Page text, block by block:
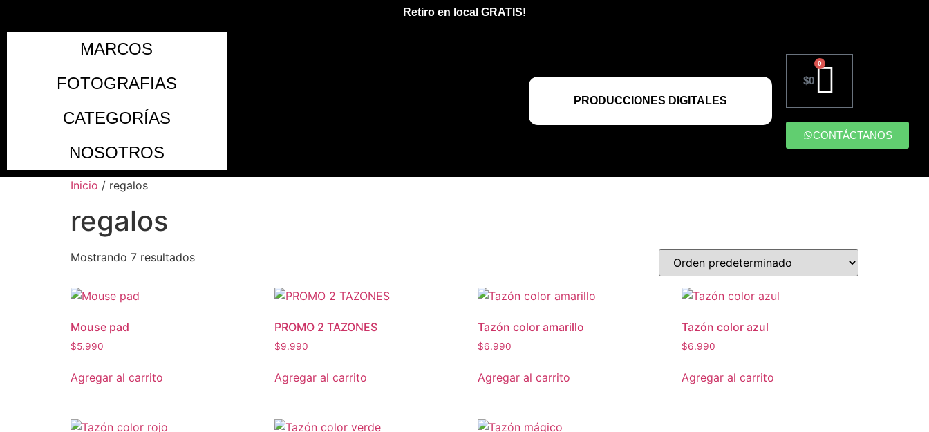
Retiro en local GRATIS!
MARCOS
FOTOGRAFIAS
CATEGORÍAS
NOSOTROS
PRODUCCIONES DIGITALES
$0
0
CONTÁCTANOS
Inicio / regalos
regalos
Mostrando 7 resultados
Mouse pad
$5.990
Agregar al carrito
PROMO 2 TAZONES
$9.990
Agregar al carrito
Tazón color amarillo
$6.990
Agregar al carrito
Tazón color azul
$6.990
Agregar al carrito